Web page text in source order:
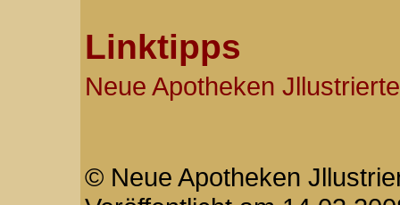
Linktipps
Neue Apotheken Jllustrierte
© Neue Apotheken